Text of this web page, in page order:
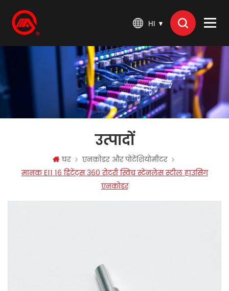
HI
उत्पादों
घर
एनकोडर और पोटेंशियोमीटर
मानक E11 16 डिटेंट्स 360 रोटरी स्विच स्टेनलेस स्टील हाउसिंग
एनकोडर